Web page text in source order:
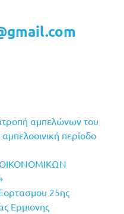
αμπελώνων του
περίοδο
25ης
Ερμιονης